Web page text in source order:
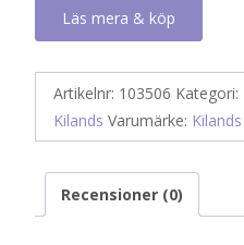
Läs mera & köp
Artikelnr: 103506 Kategori:
Kilands Varumärke: Kilands
Recensioner (0)